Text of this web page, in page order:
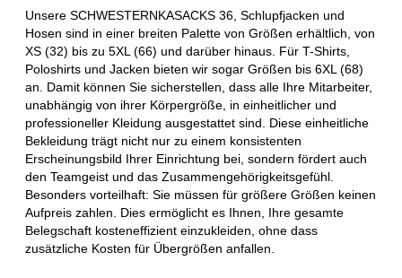
Unsere SCHWESTERNKASACKS 36, Schlupfjacken und
Hosen sind in einer breiten Palette von Größen erhältlich, von
XS (32) bis zu 5XL (66) und darüber hinaus. Für T-Shirts,
Poloshirts und Jacken bieten wir sogar Größen bis 6XL (68)
an. Damit können Sie sicherstellen, dass alle Ihre Mitarbeiter,
unabhängig von ihrer Körpergröße, in einheitlicher und
professioneller Kleidung ausgestattet sind. Diese einheitliche
Bekleidung trägt nicht nur zu einem konsistenten
Erscheinungsbild Ihrer Einrichtung bei, sondern fördert auch
den Teamgeist und das Zusammengehörigkeitsgefühl.
Besonders vorteilhaft: Sie müssen für größere Größen keinen
Aufpreis zahlen. Dies ermöglicht es Ihnen, Ihre gesamte
Belegschaft kosteneffizient einzukleiden, ohne dass
zusätzliche Kosten für Übergrößen anfallen.